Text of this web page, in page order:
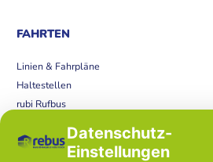
FAHRTEN
Linien & Fahrpläne
Haltestellen
rubi Rufbus
Störungen Datenschutz-
Einstellungen